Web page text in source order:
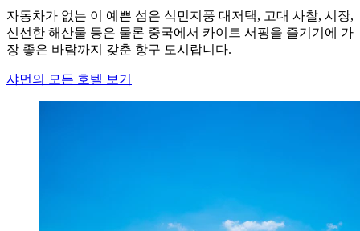
자동차가 없는 이 예쁜 섬은 식민지풍 대저택, 고대 사찰, 시장,
신선한 해산물 등은 물론 중국에서 카이트 서핑을 즐기기에 가
장 좋은 바람까지 갖춘 항구 도시랍니다.
샤먼의 모든 호텔 보기